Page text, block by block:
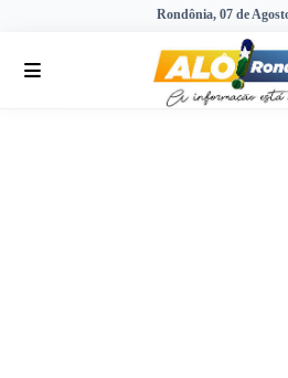
Rondônia, 07 de